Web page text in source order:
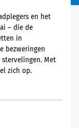
en het
– die de
in
bezweringen
Met
zich op.